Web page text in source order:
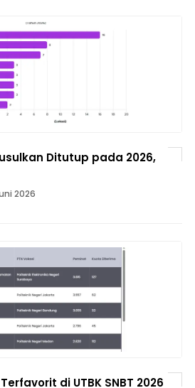
Ditutup pada 2026,
2026
di UTBK SNBT 2026